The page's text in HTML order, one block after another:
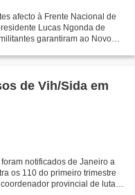
afecto à Frente Nacional de
Lucas Ngonda de
garantiram ao Novo
de Vih/Sida em
notificados de Janeiro a
os 110 do primeiro trimestre
provincial de luta